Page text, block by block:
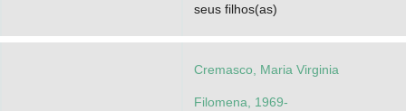
seus filhos(as)
Cremasco, Maria Virginia
Filomena, 1969-